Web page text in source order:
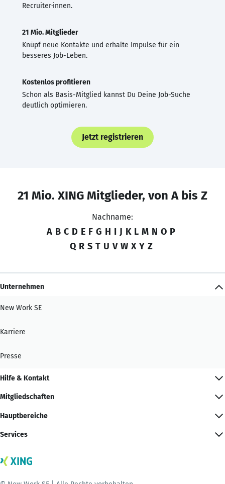
Recruiter·innen.
21 Mio. Mitglieder
Knüpf neue Kontakte und erhalte Impulse für ein
besseres Job-Leben.
Kostenlos profitieren
Schon als Basis-Mitglied kannst Du Deine Job-Suche
deutlich optimieren.
Jetzt registrieren
21 Mio. XING Mitglieder, von A bis Z
Nachname:
A B C D E F G H I J K L M N O P
Q R S T U V W X Y Z
Unternehmen
New Work SE
Karriere
Presse
Hilfe & Kontakt
Mitgliedschaften
Hauptbereiche
Services